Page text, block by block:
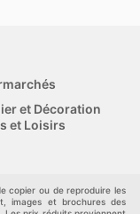
et Décoration
et Loisirs
copier ou de reproduire les
images et brochures des